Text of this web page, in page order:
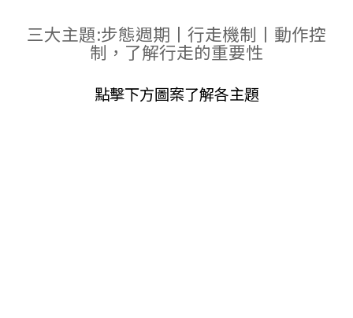
三大主題:步態週期丨行走機制丨動作控
制，了解行走的重要性
點擊下方圖案了解各主題